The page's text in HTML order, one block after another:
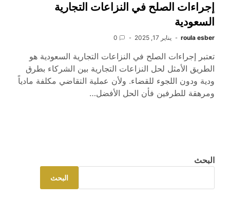
إجراءات الصلح في النزاعات التجارية
السعودية
roula esber يناير 17, 2025 0
تعتبر إجراءات الصلح في النزاعات التجارية السعودية هو
الطريق الأمثل لحل النزاعات التجارية بين الشركاء بطرق
ودية ودون اللجوء للقضاء. ولأن عملية التقاضي مكلفة مادياً
ومرهقة للطرفين فأن الحل الأفضل…
البحث
البحث